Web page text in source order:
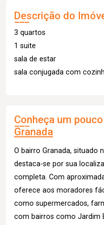
Descrição do
3 quartos
1 suite
sala de estar
sala conjugada com
Conheça um
Granada
O bairro Granada, situado
destaca-se por sua
completa. Com
oferece aos moradores
como supermercados,
com bairros como Jardim